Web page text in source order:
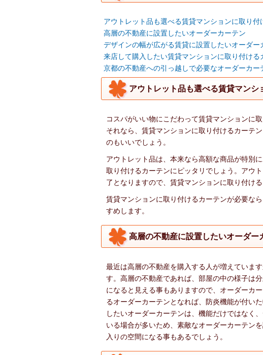
アウトレット品も選べる賃貸マンションに取り付
高層の不動産に設置したいオーダーカーテン
デザインの幅が広がる賃貸に設置したいオーダー
来店して購入したい賃貸マンションに取り付ける
京都の不動産への引っ越しで必要なオーダーカー
アウトレット品も選べる賃貸マンシ
コスパがいい物にこだわって賃貸マンションに
それなら、賃貸マンションに取り付けるカーテ
のもいいでしょう。
アウトレット品は、本来なら高額な商品が特別
取り付けるカーテンにピッタリでしょう。アウ
了となりますので、賃貸マンションに取り付け
賃貸マンションに取り付けるカーテンが必要な
すめします。
高層の不動産に設置したいオーダー
最近は高層の不動産を購入する人が増えていま
す。高層の不動産であれば、部屋の中の様子は
になると見える事もありますので、オーダーカ
るオーダーカーテンとなれば、防炎機能が付い
したいオーダーカーテンは、機能だけではなく
いる場合が多いため、素敵なオーダーカーテン
入りの空間になる事もあるでしょう。